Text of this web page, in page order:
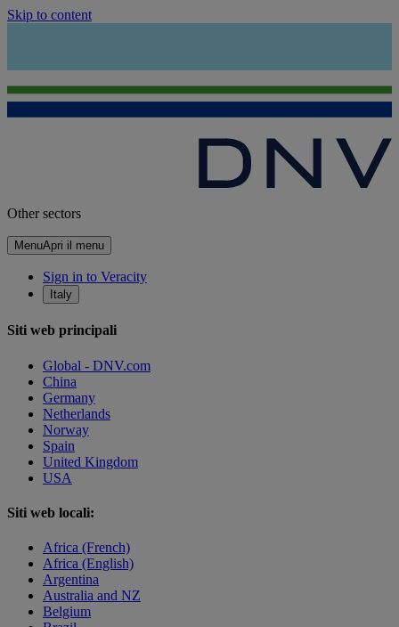
Skip to content
Other sectors
MenuApri il menu
Sign in to Veracity
Italy
Siti web principali
Global - DNV.com
China
Germany
Netherlands
Norway
Spain
United Kingdom
USA
Siti web locali:
Africa (French)
Africa (English)
Argentina
Australia and NZ
Belgium